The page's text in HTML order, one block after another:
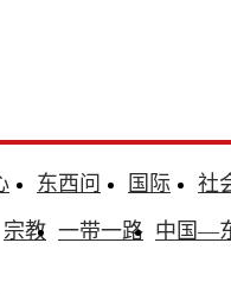
东西问 国际
社
宗教 一带一路 中国—